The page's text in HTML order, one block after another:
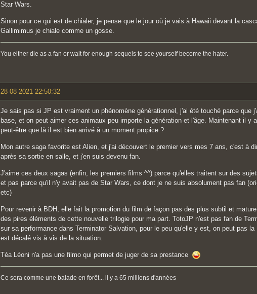
Star Wars.
Sinon pour ce qui est de chialer, je pense que le jour où je vais à Hawaii devant la
Gallimimus je chiale comme un gosse.
You either die as a fan or wait for enough sequels to see yourself become the hater.
28-08-2021 22:50:32
Je sais pas si JP est vraiment un phénomène générationnel, j'ai été touché parce que
base, et on peut aimer ces animaux peu importe la génération et l'âge. Maintenant il y
peut-être que là il est bien arrivé à un moment propice ?
Mon autre saga favorite est Alien, et j'ai découvert le premier vers mes 7 ans, c'est à
après sa sortie en salle, et j'en suis devenu fan.
J'aime ces deux sagas (enfin, les premiers films ^^) parce qu'elles traitent sur des
et pas parce qu'il n'y avait pas de Star Wars, ce dont je ne suis absolument pas fan
etc)
Pour revenir à BDH, elle fait la promotion du film de façon pas des plus subtil et
des pires éléments de cette nouvelle trilogie pour ma part. TotoJP n'est pas fan de
sur sa performance dans Terminator Salvation, pour le peu qu'elle y est, on peut pas
est décalé vis à vis de la situation.
Téa Léoni n'a pas une filmo qui permet de juger de sa prestance
Ce sera comme une balade en forêt... il y a 65 millions d'années